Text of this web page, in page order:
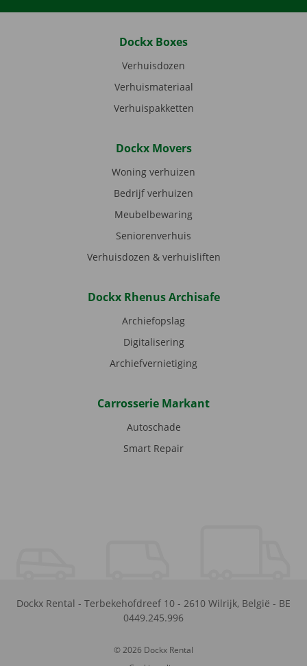
Dockx Boxes
Verhuisdozen
Verhuismateriaal
Verhuispakketten
Dockx Movers
Woning verhuizen
Bedrijf verhuizen
Meubelbewaring
Seniorenverhuis
Verhuisdozen & verhuisliften
Dockx Rhenus Archisafe
Archiefopslag
Digitalisering
Archiefvernietiging
Carrosserie Markant
Autoschade
Smart Repair
Dockx Rental - Terbekehofdreef 10 - 2610 Wilrijk, België - BE
0449.245.996
© 2026 Dockx Rental